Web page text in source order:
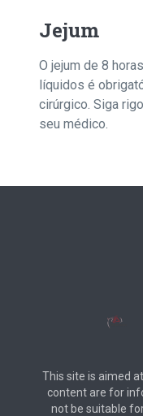
Jejum
O jejum de 8
líquidos é
cirúrgico. Siga
seu médico.
This site is aimed
content are for
not be suitable